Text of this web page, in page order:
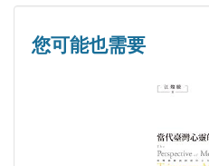
您可能也需要